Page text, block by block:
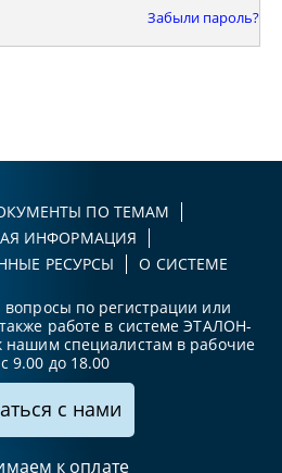
Забыли пароль?
ПО ТЕМАМ
ИНФОРМАЦИЯ
РЕСУРСЫ
О СИСТЕМЕ
вопросы по регистрации или
работе в системе ЭТАЛОН-
нашим специалистам в рабочие
9.00 до 18.00
с нами
к оплате